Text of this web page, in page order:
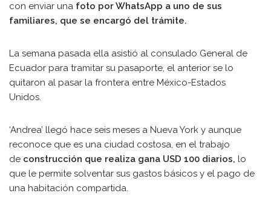
con enviar una foto por WhatsApp a uno de sus
familiares, que se encargó del trámite.
La semana pasada ella asistió al consulado General de
Ecuador para tramitar su pasaporte, el anterior se lo
quitaron al pasar la frontera entre México-Estados
Unidos.
‘Andrea’ llegó hace seis meses a Nueva York y aunque
reconoce que es una ciudad costosa, en el trabajo
de construcción que realiza gana USD 100 diarios, lo
que le permite solventar sus gastos básicos y el pago de
una habitación compartida.